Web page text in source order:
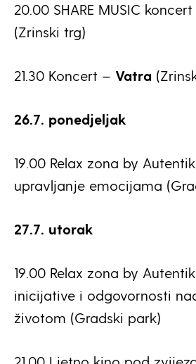
20.00 SHARE MUSIC
(Zrinski trg)
21.30 Koncert – Vatra
26.7. ponedjeljak
19.00 Relax zona by
upravljanje emocijama
27.7. utorak
19.00 Relax zona by
inicijative i odgovornosti
životom (Gradski park)